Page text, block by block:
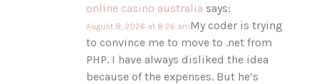
online casino australia says:
August 8, 2026 at 8:26 amMy coder is trying
to convince me to move to .net from
PHP. I have always disliked the idea
because of the expenses. But he’s